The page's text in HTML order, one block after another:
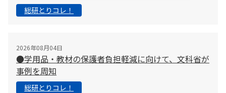
総研とりコレ！
2026年08月04日
●学用品・教材の保護者負担軽減に向けて、文科省が
事例を周知
総研とりコレ！